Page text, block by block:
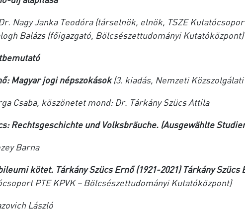
Nagy Janka Teodóra (társelnök, elnök, TSZE
Balázs (főigazgató, Bölcsészettudományi Kutatóközpont)
Magyar jogi népszokások(3. kiadás, Nemzeti
Csaba, köszönetet mond: Dr. Tárkány Szücs Attila
Rechtsgeschichte und Volksbräuche. (Ausgewählte
Barna
kötet. Tárkány Szücs Ernő (1921-2021) Tárkány
PTE KPVK – Bölcsészettudományi Kutatóközpont)
László